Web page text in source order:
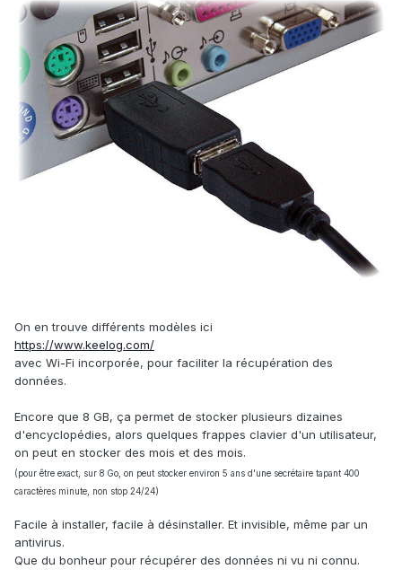
On en trouve différents modèles ici
https://www.keelog.com/
avec Wi-Fi incorporée, pour faciliter la récupération des
données.
Encore que 8 GB, ça permet de stocker plusieurs dizaines
d'encyclopédies, alors quelques frappes clavier d'un utilisateur,
on peut en stocker des mois et des mois.
(pour être exact, sur 8 Go, on peut stocker environ 5 ans d'une secrétaire tapant 400
caractères minute, non stop 24/24)
Facile à installer, facile à désinstaller. Et invisible, même par un
antivirus.
Que du bonheur pour récupérer des données ni vu ni connu.